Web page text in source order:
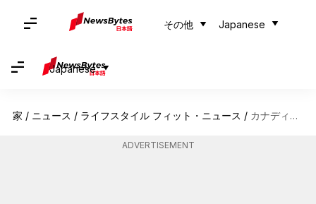
その他 Japanese
Japanese
家 / ニュース / ライフスタイル フィット・ニュース / カナディアンロッキーの静かな山の隠れ家
ADVERTISEMENT